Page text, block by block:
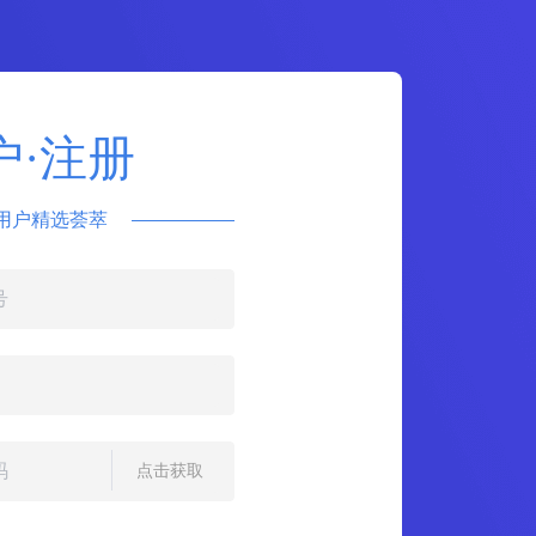
·注册
户精选荟萃
点击获取